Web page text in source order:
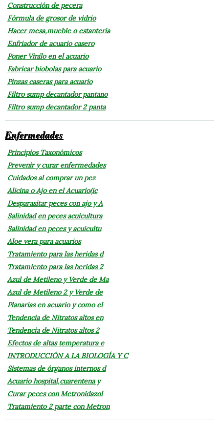
Construcción de pecera
Fórmula de grosor de vidrio
Hacer mesa,mueble o estantería
Enfriador de acuario casero
Poner Vinilo en el acuario
Fabricar biobolas para acuario
Pinzas caseras para acuario
Filtro sump decantador pantano
Filtro sump decantador 2 panta
Enfermedades
Principios Taxonómicos
Prevenir y curar enfermedades
Cuidados al comprar un pez
Alicina o Ajo en el Acuario(ic
Desparasitar peces con ajo y A
Salinidad en peces acuicultura
Salinidad en peces y acuicultu
Aloe vera para acuarios
Tratamiento para las heridas d
Tratamiento para las heridas 2
Azul de Metileno y Verde de Ma
Azul de Metileno 2 y Verde de
Planarias en acuario y como el
Tendencia de Nitratos altos en
Tendencia de Nitratos altos 2
Efectos de altas temperatura e
INTRODUCCIÓN A LA BIOLOGÍA Y C
Sistemas de órganos internos d
Acuario hospital,cuarentena y
Curar peces con Metronidazol
Tratamiento 2 parte con Metron